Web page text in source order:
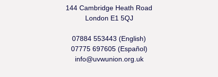
144 Cambridge Heath Road
London E1 5QJ
07884 553443 (English)
07775 697605 (Español)
info@uvwunion.org.uk